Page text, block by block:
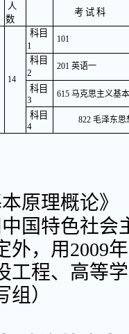
人
数
考 试 科
14
科目
1
101
科目
2
201 英语一
科目
3
615 马克思主义基
科目
4
822 毛泽东
原理概论》
国特色社会
外，用2009
工程、高等
）